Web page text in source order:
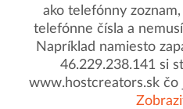
ako telefónny
telefónne čísla a
Napríklad namiesto
46.229.238.141 si
www.hostcreators.sk